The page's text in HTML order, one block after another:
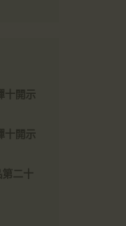
開示
開示
二十